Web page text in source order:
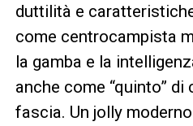
duttilità e
come centrocampista
la gamba e la
anche come “quinto”
fascia. Un jolly